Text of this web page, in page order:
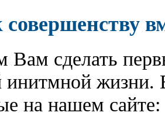
Вам сделать
инитмной жизни.
на нашем сайте: